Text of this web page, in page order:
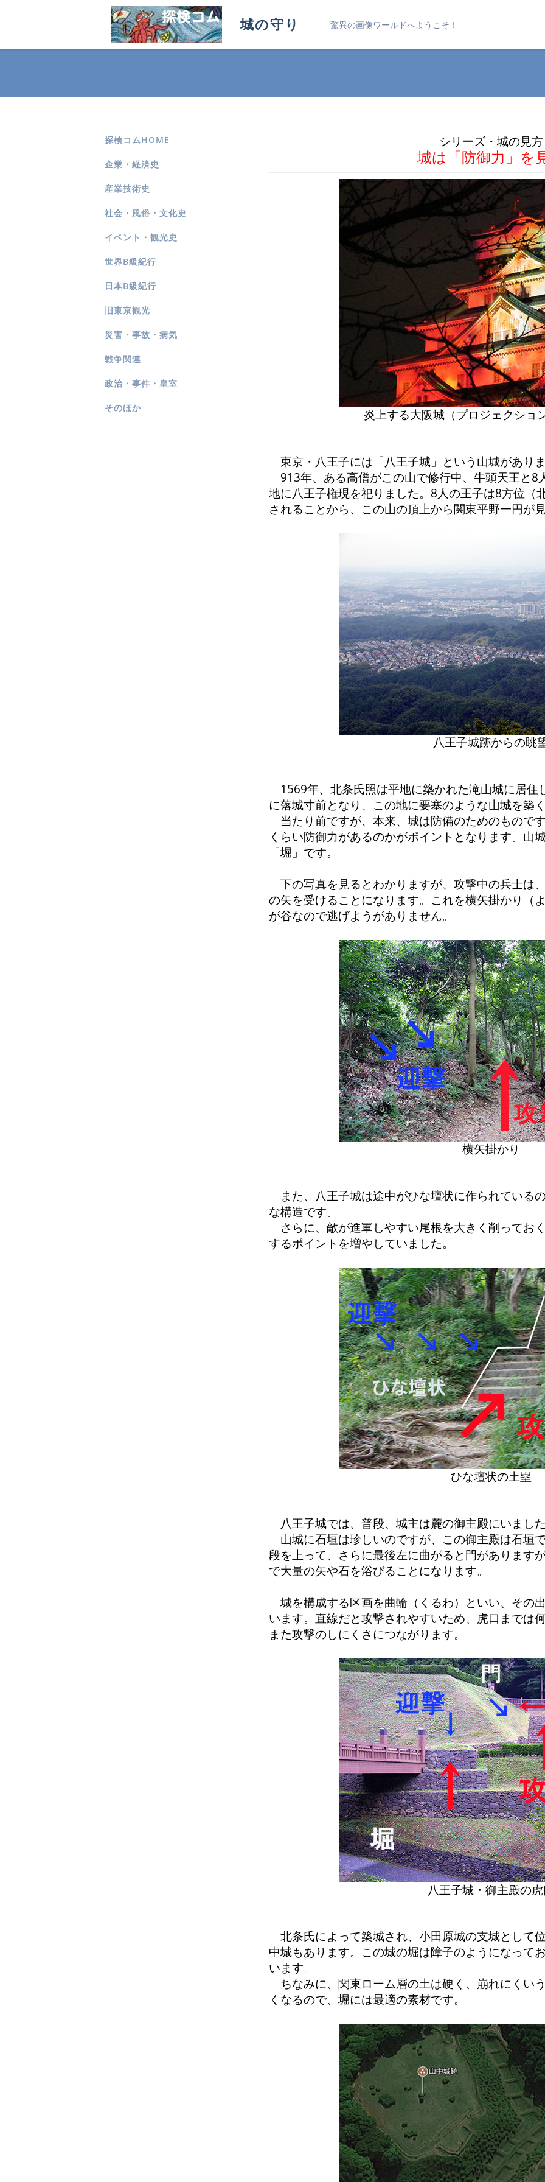
城の守り 驚異の画像ワールドへようこそ！
探検コムHOME
企業・経済史
産業技術史
社会・風俗・文化史
イベント・観光史
世界B級紀行
日本B級紀行
旧東京観光
災害・事故・病気
戦争関連
政治・事件・皇室
そのほか
シリーズ・城の見方
城は「防御力」を
炎上する大阪城（プロジェクショ
東京・八王子には「八王子城」という山城があり
913年、ある高僧がこの山で修行中、牛頭天王と8
地に八王子権現を祀りました。8人の王子は8方位
されることから、この山の頂上から関東平野一円が
八王子城跡からの眺
1569年、北条氏照は平地に築かれた滝山城に居住
に落城寸前となり、この地に要塞のような山城を築
当たり前ですが、本来、城は防備のためのもので
くらい防御力があるのかがポイントとなります。山
「堀」です。
下の写真を見るとわかりますが、攻撃中の兵士は
の矢を受けることになります。これを横矢掛かり（
が谷なので逃げようがありません。
横矢掛かり
また、八王子城は途中がひな壇状に作られている
な構造です。
さらに、敵が進軍しやすい尾根を大きく削ってお
するポイントを増やしていました。
ひな壇状の土塁
八王子城では、普段、城主は麓の御主殿にいまし
山城に石垣は珍しいのですが、この御主殿は石垣
段を上って、さらに最後左に曲がると門があります
で大量の矢や石を浴びることになります。
城を構成する区画を曲輪（くるわ）といい、その
います。直線だと攻撃されやすいため、虎口までは
また攻撃のしにくさにつながります。
八王子城・御主殿の
北条氏によって築城され、小田原城の支城として
中城もあります。この城の堀は障子のようになって
います。
ちなみに、関東ローム層の土は硬く、崩れにくい
くなるので、堀には最適の素材です。